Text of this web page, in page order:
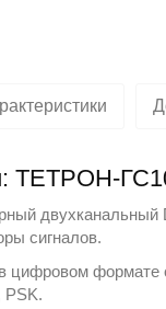
ТЕТРОН-
двухканальный
сигналов.
цифровом
PSK.